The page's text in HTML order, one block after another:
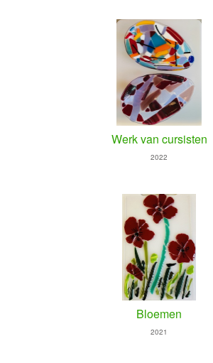
Werk van cursisten
2022
Bloemen
2021